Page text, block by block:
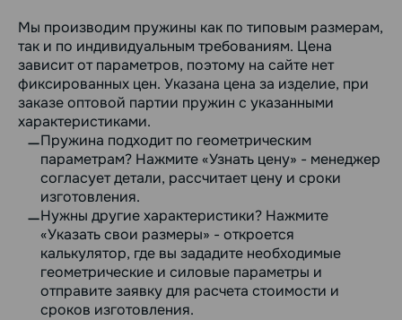
Мы производим пружины как по типовым размерам,
так и по индивидуальным требованиям. Цена
зависит от параметров, поэтому на сайте нет
фиксированных цен. Указана цена за изделие, при
заказе оптовой партии пружин с указанными
характеристиками.
Пружина подходит по геометрическим
параметрам? Нажмите «Узнать цену» - менеджер
согласует детали, рассчитает цену и сроки
изготовления.
Нужны другие характеристики? Нажмите
«Указать свои размеры» - откроется
калькулятор, где вы зададите необходимые
геометрические и силовые параметры и
отправите заявку для расчета стоимости и
сроков изготовления.